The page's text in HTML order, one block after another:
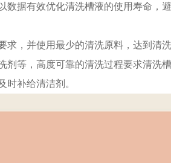
数据有效优化清洗槽液的使用寿命，
求，并使用最少的清洗原料，达到清
等，高度可靠的清洗过程要求清洗
时补给清洁剂。